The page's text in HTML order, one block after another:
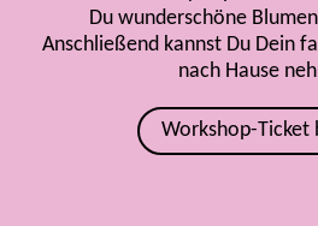
Du wunderschöne
Anschließend kannst Du Dein
nach Hause
Workshop-Ticket